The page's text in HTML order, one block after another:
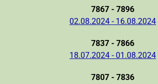
7867 - 7896
02.08.2024 - 16.08.2024
7837 - 7866
18.07.2024 - 01.08.2024
7807 - 7836